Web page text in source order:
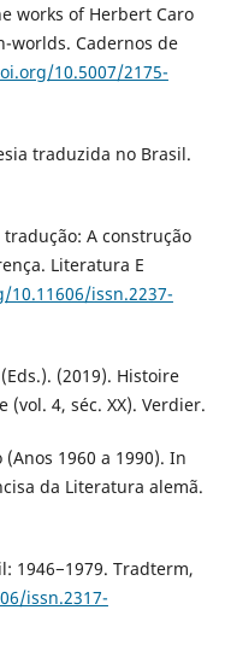
works of Herbert Caro
worlds. Cadernos de
10.5007/2175-
traduzida no Brasil.
tradução: A construção
Literatura E
issn.2237-
(2019). Histoire
4, séc. XX). Verdier.
1960 a 1990). In
da Literatura alemã.
1946−1979. Tradterm,
issn.2317-